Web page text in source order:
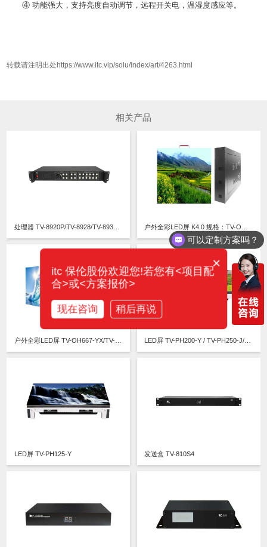
④ 功能强大，支持亮度自动调节，远程开关电，温湿度感应等。
转载请注明出处https://www.itc.vip/solu/index/art/4263.html
相关产品
处理器 TV-8920P/TV-8928/TV-8938/TV-8948
户外全彩LED屏 TV-OH667-YX/TV-OH1000-Y/TV-OH667-YX/TV-OH800-YX
LED屏 TV-PH125-Y 发送盒 TV-810S4
可以定制方案吗？
×
itc 保伦股份欢迎您!若您有<项目配
合>或<方案报价>
现在咨询 稍后再说